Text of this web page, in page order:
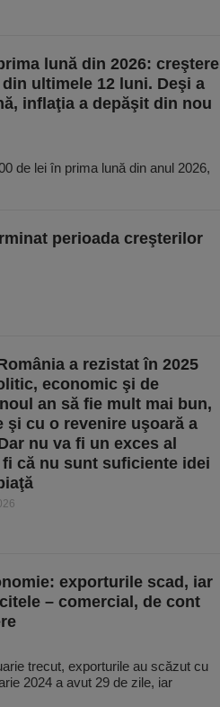
lună din 2026: creştere
ultimele 12 luni. Deşi a
inflaţia a depăşit din nou
de lei în prima lună din anul 2026,
perioada creşterilor
a rezistat în 2025
economic şi de
an să fie mult mai bun,
cu o revenire uşoară a
nu va fi un exces al
că nu sunt suficiente idei
exporturile scad, iar
– comercial, de cont
trecut, exporturile au scăzut cu
2024 a avut 29 de zile, iar